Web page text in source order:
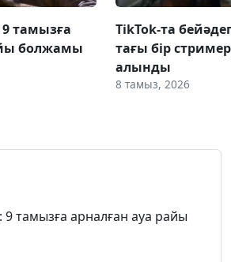
тамызға
болжамы
TikTok-та
тағы бір
алынды
8 тамыз, 2026
9 тамызға арналған ауа райы